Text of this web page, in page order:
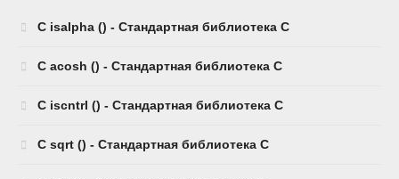
C isalpha () - Стандартная библиотека C
C acosh () - Стандартная библиотека C
C iscntrl () - Стандартная библиотека C
C sqrt () - Стандартная библиотека C